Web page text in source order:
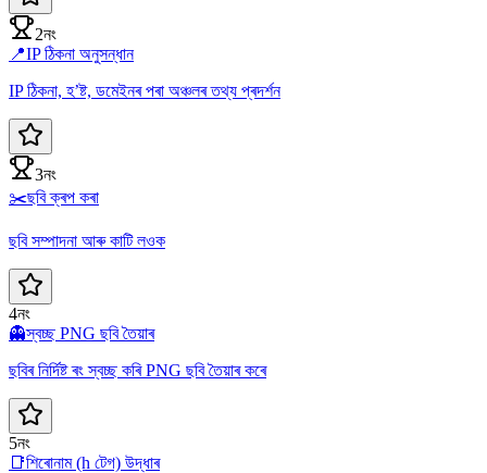
2নং
📍IP ঠিকনা অনুসন্ধান
IP ঠিকনা, হ’ষ্ট, ডমেইনৰ পৰা অঞ্চলৰ তথ্য প্ৰদৰ্শন
3নং
✂️ছবি ক্ৰপ কৰা
ছবি সম্পাদনা আৰু কাটি লওক
4নং
👻স্বচ্ছ PNG ছবি তৈয়াৰ
ছবিৰ নিৰ্দিষ্ট ৰং স্বচ্ছ কৰি PNG ছবি তৈয়াৰ কৰে
5নং
📑শিৰোনাম (h টেগ) উদ্ধাৰ